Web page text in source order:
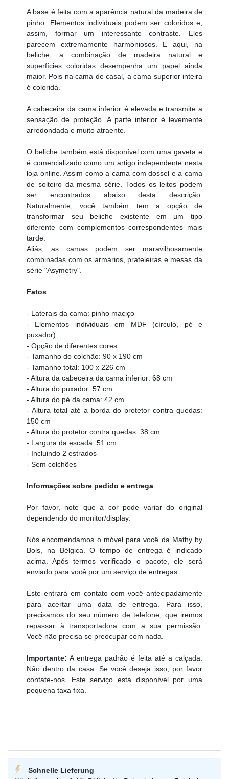
A base é feita com a aparência natural da madeira de
pinho. Elementos individuais podem ser coloridos e,
assim, formar um interessante contraste. Eles
parecem extremamente harmoniosos. E aqui, na
beliche, a combinação de madeira natural e
superfícies coloridas desempenha um papel ainda
maior. Pois na cama de casal, a cama superior inteira
é colorida.
A cabeceira da cama inferior é elevada e transmite a
sensação de proteção. A parte inferior é levemente
arredondada e muito atraente.
O beliche também está disponível com uma gaveta e
é comercializado como um artigo independente nesta
loja online. Assim como a cama com dossel e a cama
de solteiro da mesma série. Todos os leitos podem
ser encontrados abaixo desta descrição.
Naturalmente, você também tem a opção de
transformar seu beliche existente em um tipo
diferente com complementos correspondentes mais
tarde.
Aliás, as camas podem ser maravilhosamente
combinadas com os armários, prateleiras e mesas da
série "Asymetry".
Fatos
- Laterais da cama: pinho maciço
- Elementos individuais em MDF (círculo, pé e
puxador)
- Opção de diferentes cores
- Tamanho do colchão: 90 x 190 cm
- Tamanho total: 100 x 226 cm
- Altura da cabeceira da cama inferior: 68 cm
- Altura do puxador: 57 cm
- Altura do pé da cama: 42 cm
- Altura total até a borda do protetor contra quedas:
150 cm
- Altura do protetor contra quedas: 38 cm
- Largura da escada: 51 cm
- Incluindo 2 estrados
- Sem colchões
Informações sobre pedido e entrega
Por favor, note que a cor pode variar do original
dependendo do monitor/display.
Nós encomendamos o móvel para você da Mathy by
Bols, na Bélgica. O tempo de entrega é indicado
acima. Após termos verificado o pacote, ele será
enviado para você por um serviço de entregas.
Este entrará em contato com você antecipadamente
para acertar uma data de entrega. Para isso,
precisamos do seu número de telefone, que iremos
repassar à transportadora com a sua permissão.
Você não precisa se preocupar com nada.
Importante: A entrega padrão é feita até a calçada.
Não dentro da casa. Se você deseja isso, por favor
contate-nos. Este serviço está disponível por uma
pequena taxa fixa.
Schnelle Lieferung